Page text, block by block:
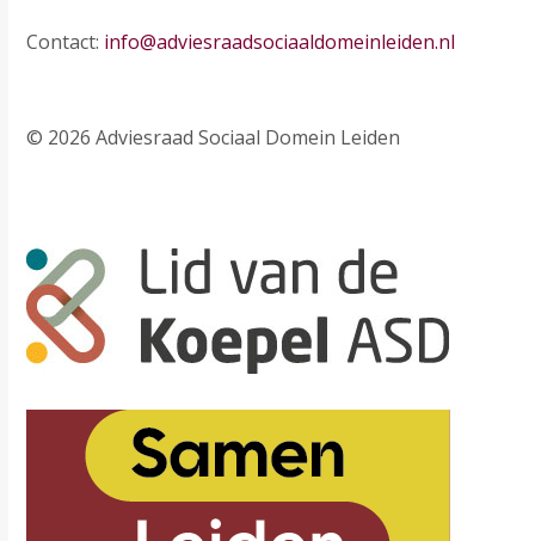
Contact: info@adviesraadsociaaldomeinleiden.nl
© 2026 Adviesraad Sociaal Domein Leiden